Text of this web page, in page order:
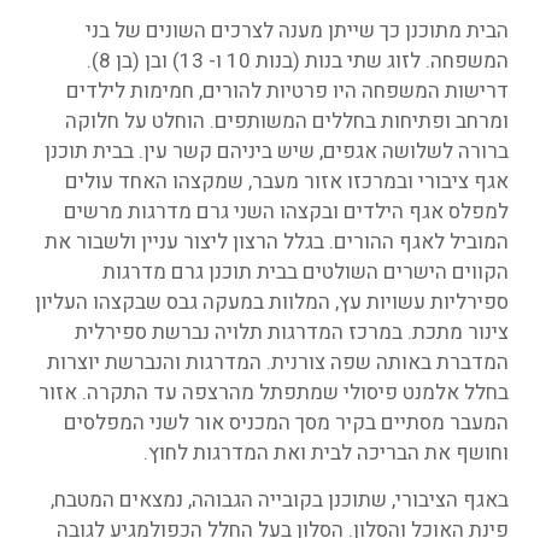
הבית מתוכנן כך שייתן מענה לצרכים השונים של בני
המשפחה. לזוג שתי בנות (בנות 10 ו- 13) ובן (בן 8).
דרישות המשפחה היו פרטיות להורים, חמימות לילדים
ומרחב ופתיחות בחללים המשותפים. הוחלט על חלוקה
ברורה לשלושה אגפים, שיש ביניהם קשר עין. בבית תוכנן
אגף ציבורי ובמרכזו אזור מעבר, שמקצהו האחד עולים
למפלס אגף הילדים ובקצהו השני גרם מדרגות מרשים
המוביל לאגף ההורים. בגלל הרצון ליצור עניין ולשבור את
הקווים הישרים השולטים בבית תוכנן גרם מדרגות
ספירליות עשויות עץ, המלוות במעקה גבס שבקצהו העליון
צינור מתכת. במרכז המדרגות תלויה נברשת ספירלית
המדברת באותה שפה צורנית. המדרגות והנברשת יוצרות
בחלל אלמנט פיסולי שמתפתל מהרצפה עד התקרה. אזור
המעבר מסתיים בקיר מסך המכניס אור לשני המפלסים
וחושף את הבריכה לבית ואת המדרגות לחוץ.
באגף הציבורי, שתוכנן בקובייה הגבוהה, נמצאים המטבח,
פינת האוכל והסלון. הסלון בעל החלל הכפולמגיע לגובה